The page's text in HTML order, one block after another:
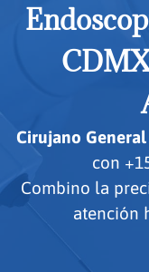
Cirujano
con
Combino la
atención